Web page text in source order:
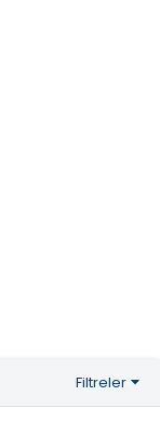
Filtreler